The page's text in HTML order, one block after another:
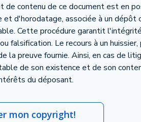
contenu de ce document est en
d'horodatage, associée à un dépôt
Cette procédure garantit
Le recours à un
la preuve fournie. Ainsi, en cas de
de son existence et de son
du déposant.
mon copyright!